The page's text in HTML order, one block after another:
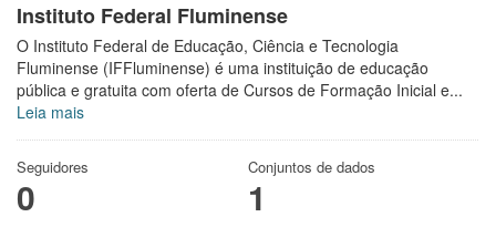
Instituto Federal Fluminense
O Instituto Federal de Educação, Ciência e Tecnologia
Fluminense (IFFluminense) é uma instituição de educação
pública e gratuita com oferta de Cursos de Formação Inicial e...
Leia mais
Seguidores
0
Conjuntos de dados
1